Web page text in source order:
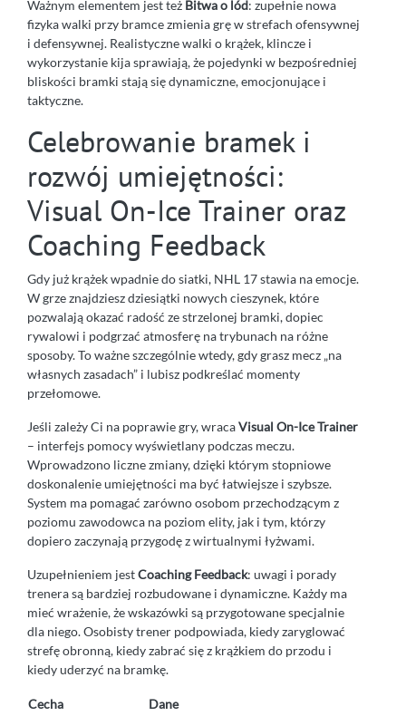
Ważnym elementem jest też Bitwa o lód: zupełnie nowa
fizyka walki przy bramce zmienia grę w strefach ofensywnej
i defensywnej. Realistyczne walki o krążek, klincze i
wykorzystanie kija sprawiają, że pojedynki w bezpośredniej
bliskości bramki stają się dynamiczne, emocjonujące i
taktyczne.
Celebrowanie bramek i
rozwój umiejętności:
Visual On-Ice Trainer oraz
Coaching Feedback
Gdy już krążek wpadnie do siatki, NHL 17 stawia na emocje.
W grze znajdziesz dziesiątki nowych cieszynek, które
pozwalają okazać radość ze strzelonej bramki, dopiec
rywalowi i podgrzać atmosferę na trybunach na różne
sposoby. To ważne szczególnie wtedy, gdy grasz mecz „na
własnych zasadach” i lubisz podkreślać momenty
przełomowe.
Jeśli zależy Ci na poprawie gry, wracaVisual On-Ice Trainer
– interfejs pomocy wyświetlany podczas meczu.
Wprowadzono liczne zmiany, dzięki którym stopniowe
doskonalenie umiejętności ma być łatwiejsze i szybsze.
System ma pomagać zarówno osobom przechodzącym z
poziomu zawodowca na poziom elity, jak i tym, którzy
dopiero zaczynają przygodę z wirtualnymi łyżwami.
Uzupełnieniem jestCoaching Feedback: uwagi i porady
trenera są bardziej rozbudowane i dynamiczne. Każdy ma
mieć wrażenie, że wskazówki są przygotowane specjalnie
dla niego. Osobisty trener podpowiada, kiedy zaryglować
strefę obronną, kiedy zabrać się z krążkiem do przodu i
kiedy uderzyć na bramkę.
Cecha
Dane